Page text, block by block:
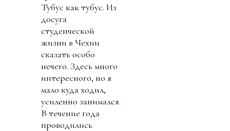
Тубус как тубус. Из
досуга
студенческой
жизни в Чехии
сказать особо
нечего. Здесь много
интересного, но я
мало куда ходил,
усиленно занимался.
В течение года
проводились